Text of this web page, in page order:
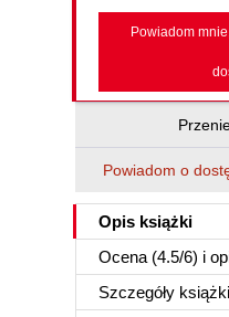
Powiadom
Powiadom o
Opis książki
Ocena (4.5/6) i
Szczegóły książki